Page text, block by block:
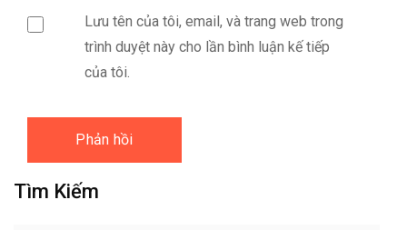
Lưu tên của tôi, email, và trang web trong
trình duyệt này cho lần bình luận kế tiếp
của tôi.
Tìm Kiếm